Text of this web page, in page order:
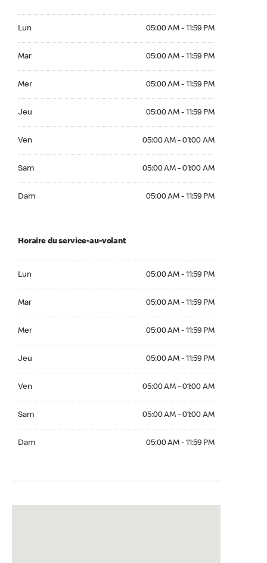
Lun 05:00 AM - 11:59 PM
Mar 05:00 AM - 11:59 PM
Mer 05:00 AM - 11:59 PM
Jeu 05:00 AM - 11:59 PM
Ven 05:00 AM - 01:00 AM
Sam 05:00 AM - 01:00 AM
Dam 05:00 AM - 11:59 PM
Horaire du service-au-volant
Lun 05:00 AM - 11:59 PM
Mar 05:00 AM - 11:59 PM
Mer 05:00 AM - 11:59 PM
Jeu 05:00 AM - 11:59 PM
Ven 05:00 AM - 01:00 AM
Sam 05:00 AM - 01:00 AM
Dam 05:00 AM - 11:59 PM